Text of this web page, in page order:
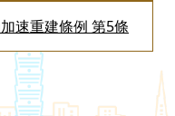
速重建條例 第5條